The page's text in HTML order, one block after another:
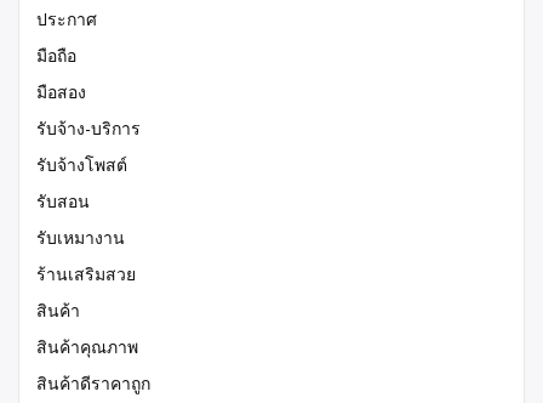
ประกาศ
มือถือ
มือสอง
รับจ้าง-บริการ
รับจ้างโพสต์
รับสอน
รับเหมางาน
ร้านเสริมสวย
สินค้า
สินค้าคุณภาพ
สินค้าดีราคาถูก